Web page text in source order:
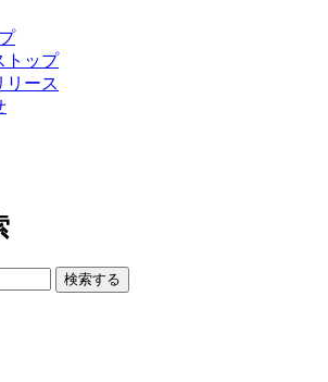
トップ
リース
検索する